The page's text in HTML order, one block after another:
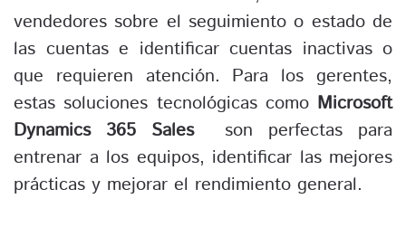
vendedores sobre el seguimiento o estado de
las cuentas e identificar cuentas inactivas o
que requieren atención. Para los gerentes,
estas soluciones tecnológicas como Microsoft
Dynamics 365 Sales
son perfectas para
entrenar a los equipos, identificar las mejores
prácticas y mejorar el rendimiento general.